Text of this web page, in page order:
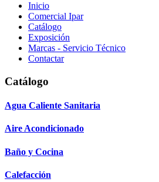
Inicio
Comercial Ipar
Catálogo
Exposición
Marcas - Servicio Técnico
Contactar
Catálogo
Agua Caliente Sanitaria
Aire Acondicionado
Baño y Cocina
Calefacción